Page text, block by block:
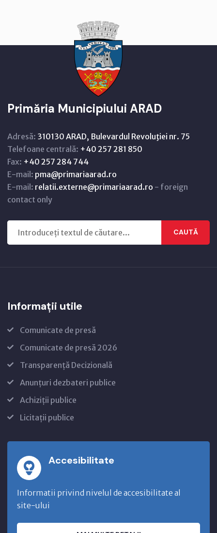
Primăria Municipiului ARAD
Adresă: 310130 ARAD, Bulevardul Revoluţiei nr. 75
Telefoane centrală: +40 257 281 850
Fax: +40 257 284 744
E-mail: pma@primariaarad.ro
E-mail: relatii.externe@primariaarad.ro - foreign
contact only
CAUTĂ
Informații utile
Comunicate de presă
Comunicate de presă 2026
Transparență Decizională
Anunțuri dezbateri publice
Achiziții publice
Licitații publice
Accesibilitate
Informatii privind nivelul de accesibilitate al
site-ului